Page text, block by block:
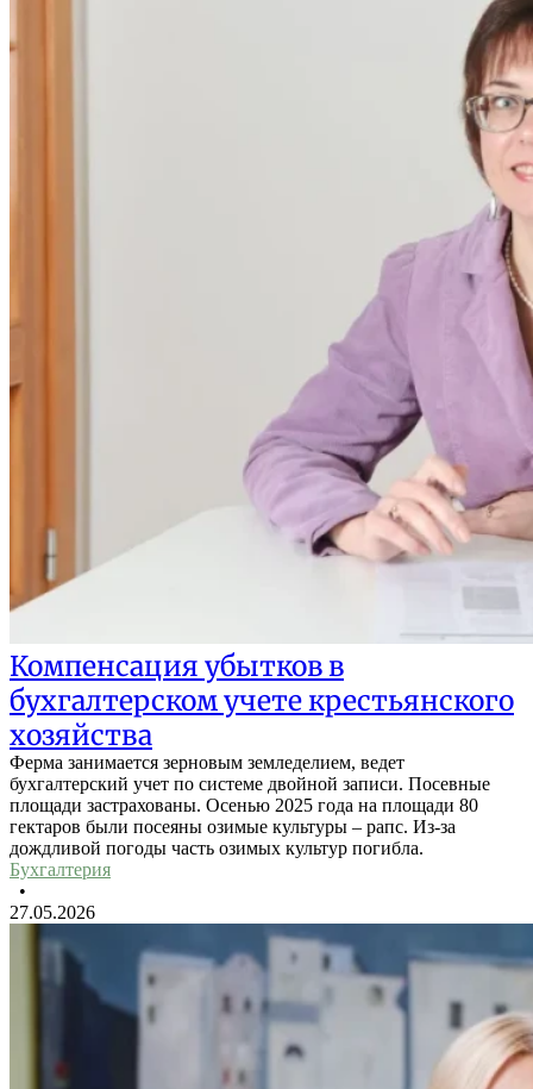
Компенсация убытков в
бухгалтерском учете крестьянского
хозяйства
Ферма занимается зерновым земледелием, ведет
бухгалтерский учет по системе двойной записи. Посевные
площади застрахованы. Осенью 2025 года на площади 80
гектаров были посеяны озимые культуры – рапс. Из-за
дождливой погоды часть озимых культур погибла.
Бухгалтерия
•
27.05.2026